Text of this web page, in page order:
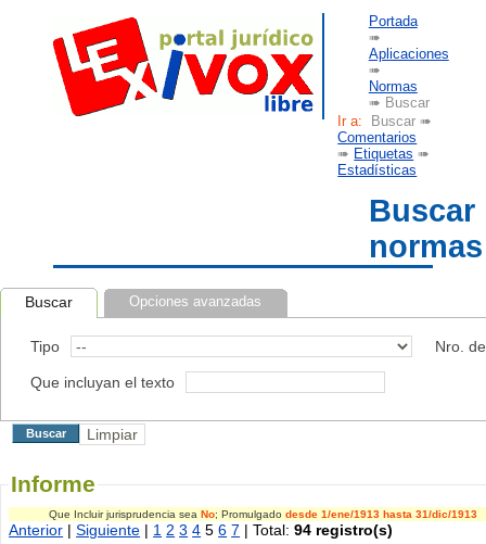
Portada
➠
Aplicaciones
➠
Normas
➠ Buscar
Ir a: Buscar ➠
Comentarios
➠ Etiquetas ➠
Estadísticas
Buscar
normas
Buscar Opciones avanzadas
Tipo Nro.
Que incluyan el texto
Informe
Que Incluir jurisprudencia sea No; Promulgado desde 1/ene/1913 hasta 31/dic/1913
Anterior |Siguiente | 1 2 3 4 56 7 | Total:94 registro(s)